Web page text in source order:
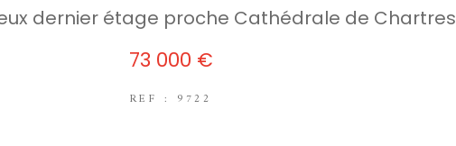
dernier étage proche Cathédrale de Chartres
73 000 €
REF : 9722